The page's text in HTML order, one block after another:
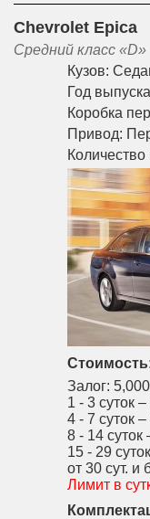
Chevrolet Epica
Средний класс «D»
Кузов:
Год
Коробка
Привод:
Количество
Залог:
1 - 3 суток –
4 - 7 суток –
8 - 14 суток
15 - 29
от 30 сут. и
Лимит в